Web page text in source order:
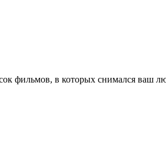
фильмов, в которых снимался ваш